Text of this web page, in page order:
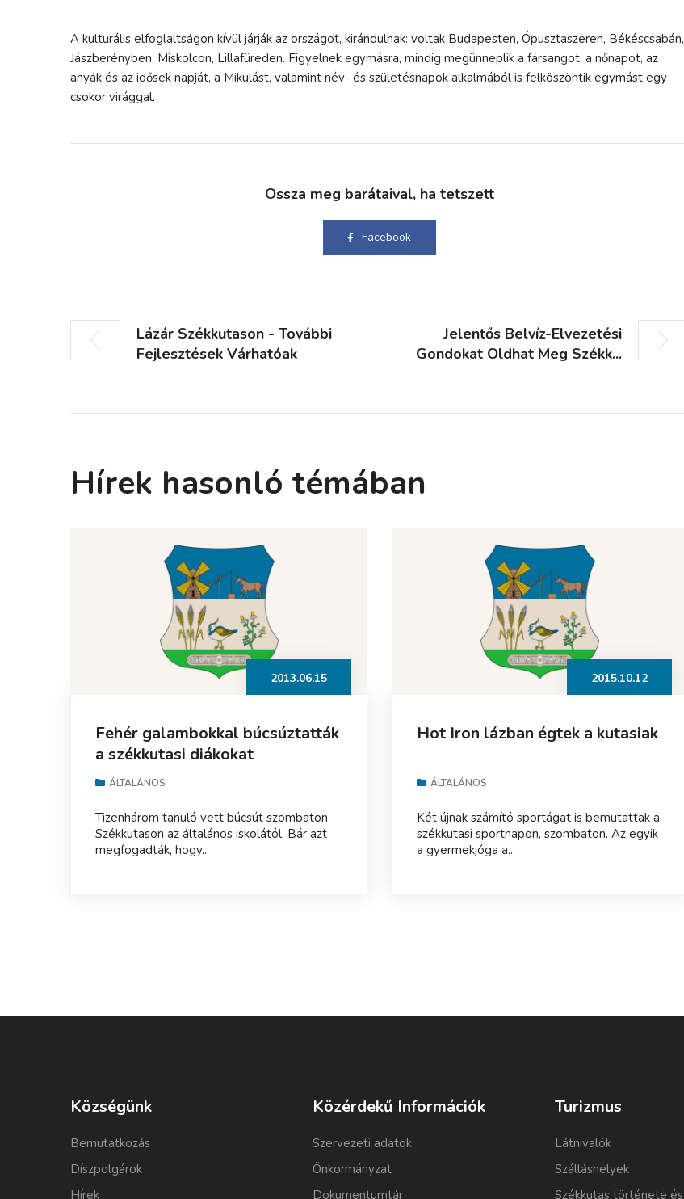
A kulturális elfoglaltságon kívül járják az országot, kirándulnak: voltak Budapesten, Ópusztaszeren, Békéscsabán,
Jászberényben, Miskolcon, Lillafüreden. Figyelnek egymásra, mindig megünneplik a farsangot, a nőnapot, az
anyák és az idősek napját, a Mikulást, valamint név- és születésnapok alkalmából is felköszöntik egymást egy
csokor virággal.
Ossza meg barátaival, ha tetszett
Facebook
Lázár Székkutason - További
Fejlesztések Várhatóak
Jelentős Belvíz-Elvezetési
Gondokat Oldhat Meg Székk...
Hírek hasonló témában
2013.06.15
Fehér galambokkal búcsúztatták
a székkutasi diákokat
ÁLTALÁNOS
Tizenhárom tanuló vett búcsút szombaton
Székkutason az általános iskolától. Bár azt
megfogadták, hogy...
2015.10.12
Hot Iron lázban égtek a kutasiak
ÁLTALÁNOS
Két újnak számító sportágat is bemutattak a
székkutasi sportnapon, szombaton. Az egyik
a gyermekjóga a...
Községünk
Bemutatkozás
Díszpolgárok
Hírek
Közérdekű Információk
Szervezeti adatok
Önkormányzat
Dokumentumtár
Turizmus
Látnivalók
Szálláshelyek
Székkutas története és